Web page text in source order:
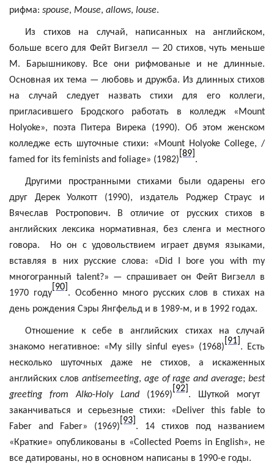
рифма: spouse, Mouse, allows, louse.
Из стихов на случай, написанных на английском,
больше всего для Фейт Вигзелл — 20 стихов, чуть меньше
М. Барышникову. Все они рифмованые и не длинные.
Основная их тема — любовь и дружба. Из длинных стихов
на случай следует назвать стихи для его коллеги,
пригласившего Бродского работать в колледж «Mount
Holyoke», поэта Питера Вирека (1990). Об этом
женском
колледже есть шуточные стихи: «Mount Holyoke College, /
famed for its feminists and foliage» (1982)
[89]
.
Другими пространными стихами были одарены его
друг Дерек Уолкотт (1990), издатель Роджер Страус и
Вячеслав Ростропович. В отличие от русских стихов в
английских лексика нормативная, без сленга и местного
говора.
Но он с удовольствием играет двумя языками,
вставляя в них русские слова: «Did bore you with
my
многогранный talent?» — спрашивает он Фейт Вигзелл в
1970 году
[90]
. Особенно много русских слов в стихах на
день рождения Сэры Янгфельд и в 1989-м, и в 1992 годах.
Отношение к себе в английских стихах на случай
знакомо негативное: «My silly sinful eyes» (1968)
[91]
. Есть
несколько шуточных даже не стихов, а искаженных
английских слов antisemeeting, age of rage and average; best
greeting
from Alko-Holy Land (1969)
[92]
. Шуткой могут
заканчиваться и серьезные стихи: «Deliver thisfableto
Faber
and Faber» (1969)
[93]
. 14 стихов под названием
«Краткие» опубликованы в «Collected Poems in English», не
все датированы, но в основном написаны в 1990-е годы.